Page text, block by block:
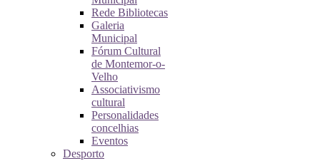
Rede Bibliotecas
Galeria
Municipal
Fórum Cultural
de Montemor-o-
Velho
Associativismo
cultural
Personalidades
concelhias
Eventos
Desporto